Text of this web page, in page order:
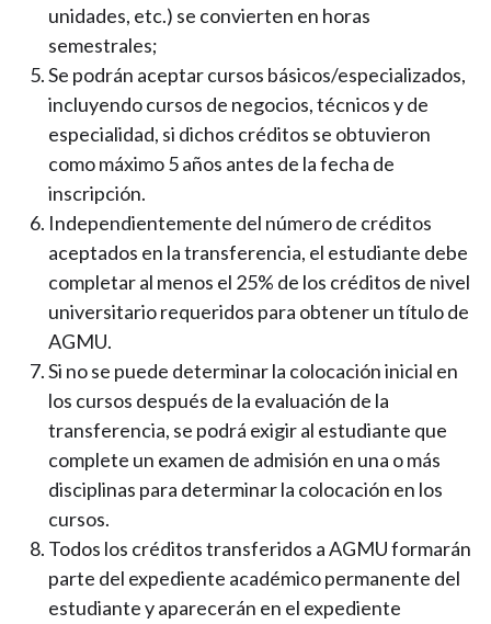
unidades, etc.) se convierten en horas
semestrales;
Se podrán aceptar cursos básicos/especializados,
incluyendo cursos de negocios, técnicos y de
especialidad, si dichos créditos se obtuvieron
como máximo 5 años antes de la fecha de
inscripción.
Independientemente del número de créditos
aceptados en la transferencia, el estudiante debe
completar al menos el 25% de los créditos de nivel
universitario requeridos para obtener un título de
AGMU.
Si no se puede determinar la colocación inicial en
los cursos después de la evaluación de la
transferencia, se podrá exigir al estudiante que
complete un examen de admisión en una o más
disciplinas para determinar la colocación en los
cursos.
Todos los créditos transferidos a AGMU formarán
parte del expediente académico permanente del
estudiante y aparecerán en el expediente